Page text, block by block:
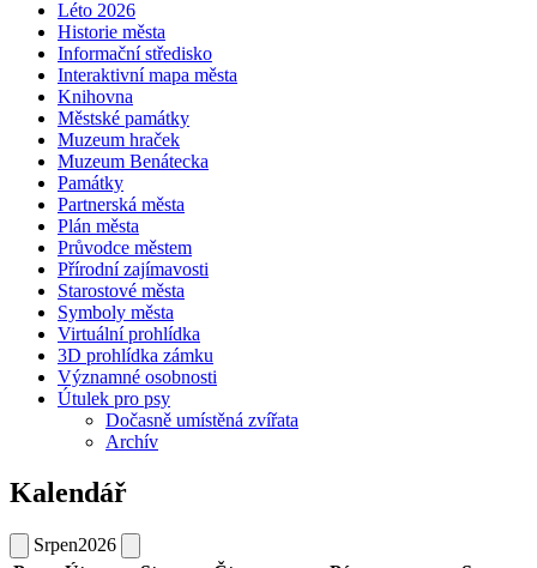
Léto 2026
Historie města
Informační středisko
Interaktivní mapa města
Knihovna
Městské památky
Muzeum hraček
Muzeum Benátecka
Památky
Partnerská města
Plán města
Průvodce městem
Přírodní zajímavosti
Starostové města
Symboly města
Virtuální prohlídka
3D prohlídka zámku
Významné osobnosti
Útulek pro psy
Dočasně umístěná zvířata
Archív
Kalendář
Srpen2026